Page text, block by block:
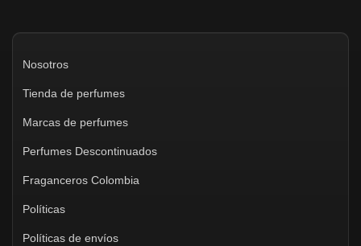
Nosotros
Tienda de perfumes
Marcas de perfumes
Perfumes Descontinuados
Fraganceros Colombia
Políticas
Políticas de envíos